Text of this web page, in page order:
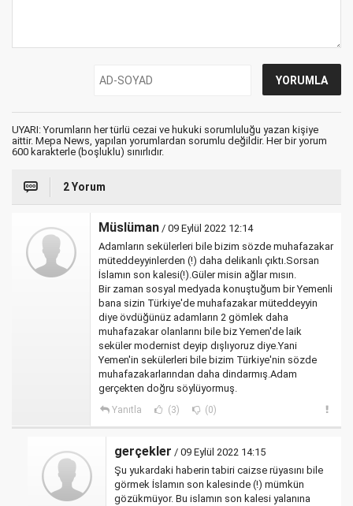
UYARI: Yorumların her türlü cezai ve hukuki sorumluluğu yazan kişiye
aittir. Mepa News, yapılan yorumlardan sorumlu değildir. Her bir yorum
600 karakterle (boşluklu) sınırlıdır.
2 Yorum
Müslüman / 09 Eylül 2022 12:14
Adamların sekülerleri bile bizim sözde muhafazakar
müteddeyyinlerden (!) daha delikanlı çıktı.Sorsan
İslamın son kalesi(!).Güler misin ağlar mısın.
Bir zaman sosyal medyada konuştuğum bir Yemenli
bana sizin Türkiye'de muhafazakar müteddeyyin
diye övdüğünüz adamların 2 gömlek daha
muhafazakar olanlarını bile biz Yemen'de laik
seküler modernist deyip dışlıyoruz diye.Yani
Yemen'in sekülerleri bile bizim Türkiye'nin sözde
muhafazakarlarından daha dindarmış.Adam
gerçekten doğru söylüyormuş.
Yanıtla (3) (0)
gerçekler / 09 Eylül 2022 14:15
Şu yukardaki haberin tabiri caizse rüyasını bile
görmek İslamın son kalesinde (!) mümkün
gözükmüyor. Bu islamın son kalesi yalanına